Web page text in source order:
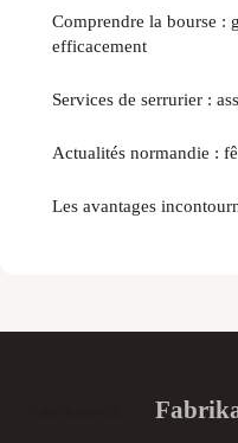
Comprendre la bourse :
efficacement
Services de serrurier :
Actualités normandie :
Les avantages